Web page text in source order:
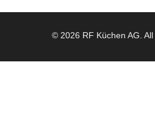
© 2026 RF Küchen AG. All